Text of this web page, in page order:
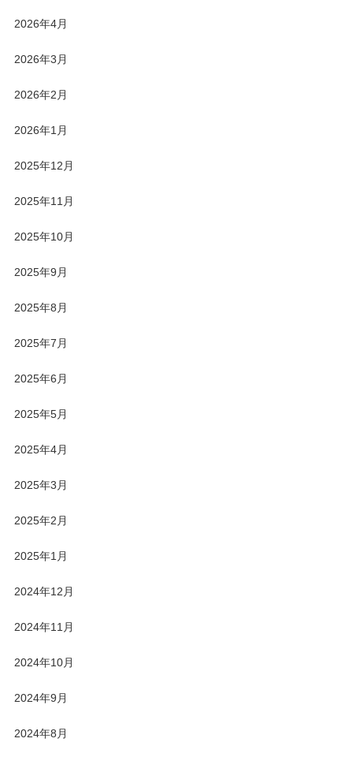
2026年4月
2026年3月
2026年2月
2026年1月
2025年12月
2025年11月
2025年10月
2025年9月
2025年8月
2025年7月
2025年6月
2025年5月
2025年4月
2025年3月
2025年2月
2025年1月
2024年12月
2024年11月
2024年10月
2024年9月
2024年8月